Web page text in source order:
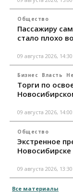
Общество
Пассажиру
стало плохо
09 августа 2026, 14:30
Бизнес Власть
Торги по
09 августа 2026, 14:00
Общество
Экстренное
Новосибирске
09 августа 2026, 13:30
Все материалы